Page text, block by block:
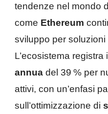
tendenze nel mondo
come Ethereum
sviluppo per soluzioni
L’ecosistema registra
annua del 39 % per
attivi, con un’enfasi
sull’ottimizzazione di